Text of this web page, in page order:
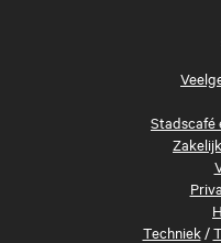
Stadscafé
Techniek/